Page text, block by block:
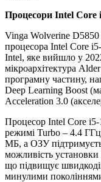
Процесори Intel Core
Vinga Wolverine D5850
процесора Intel Core
Intel, яке вийшло у
мікроархітектура
програмну частину,
Deep Learning Boost
Acceleration 3.0
Процесор Intel Core i5-
режимі Turbo – 4.4
МБ, а ОЗУ
можливість
що підвищує
минулими